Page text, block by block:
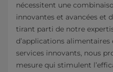
nécessitent une
innovantes et avancées et
tirant parti de notre
d’applications
services innovants, nous
mesure qui stimulent